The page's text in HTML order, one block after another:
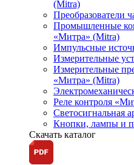
(Mitra)
Преобразователи
Промышленные
«Митра» (Mitra)
Импульсные
Измерительные
Измерительные
«Митра» (Mitra)
Реле контроля
Светосигнальная
Кнопки, лампы и
Скачать каталог